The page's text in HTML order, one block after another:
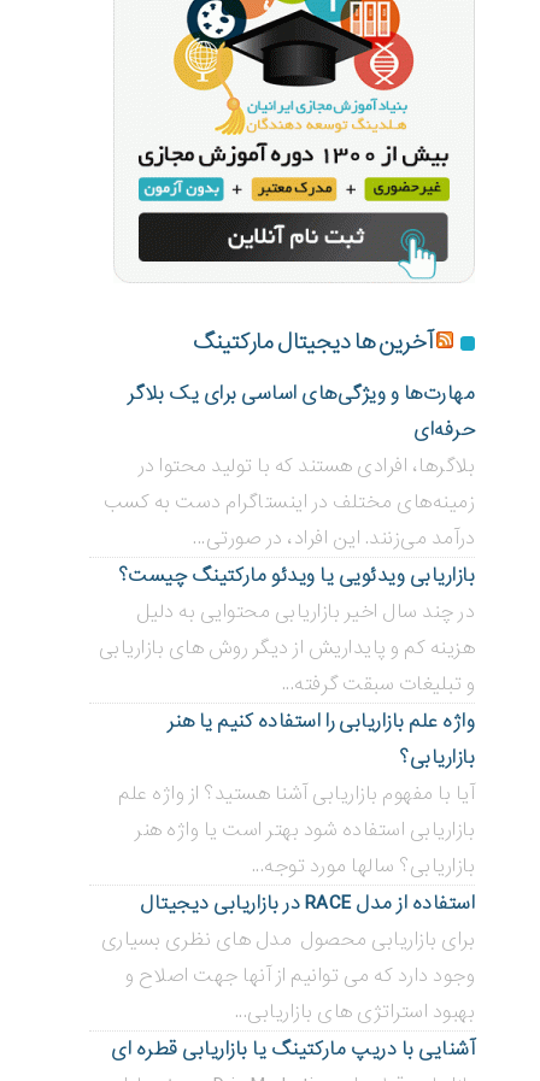
آخرین ها دیجیتال مارکتینگ
مهارت‌ها و ویژگی‌های اساسی برای یک بلاگر
حرفه‌ای
بلاگر‌ها، افرادی هستند که با تولید محتوا در
زمینه‌های مختلف در اینستاگرام دست به کسب
درآمد می‌زنند. این افراد، در صورتی...
بازاریابی ویدئویی ‌یا ویدئو مارکتینگ چیست؟
در چند سال اخیر بازاریابی محتوایی به دلیل
هزینه کم و پایداریش از دیگر روش های بازاریابی
و تبلیغات سبقت گرفته...
واژه علم بازاریابی را استفاده کنیم یا هنر
بازاریابی؟
آیا با مفهوم بازاریابی آشنا هستید؟ از واژه علم
بازاریابی استفاده شود بهتر است یا واژه هنر
بازاریابی؟ سالها مورد توجه...
استفاده از مدل RACE در بازاریابی دیجیتال
برای بازاریابی محصول مدل های نظری بسیاری
وجود دارد که می توانیم از آنها جهت اصلاح و
بهبود استراتژی های بازاریابی...
آشنایی با دریپ مارکتینگ یا بازاریابی قطره ای